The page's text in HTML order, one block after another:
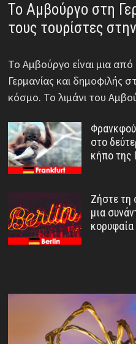
Το Αμβούργο στη
τους τουρίστες
Το Αμβούργο είναι μια από
Γερμανίας και δημοφιλής
κόσμο. Το λιμάνι του
στο
κήπο της
Ζήστε τη
μια